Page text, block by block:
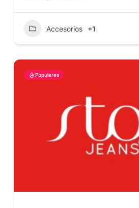
Accesorios +1
Populares